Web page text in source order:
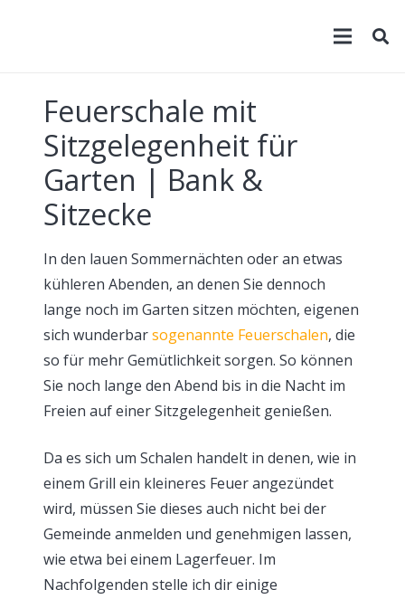
Feuerschale mit
Sitzgelegenheit für
Garten | Bank &
Sitzecke
In den lauen Sommernächten oder an etwas
kühleren Abenden, an denen Sie dennoch
lange noch im Garten sitzen möchten, eigenen
sich wunderbarsogenannte Feuerschalen, die
so für mehr Gemütlichkeit sorgen. So können
Sie noch lange den Abend bis in die Nacht im
Freien auf einer Sitzgelegenheit genießen.
Da es sich um Schalen handelt in denen, wie in
einem Grill ein kleineres Feuer angezündet
wird, müssen Sie dieses auch nicht bei der
Gemeinde anmelden und genehmigen lassen,
wie etwa bei einem Lagerfeuer. Im
Nachfolgenden stelle ich dir einige